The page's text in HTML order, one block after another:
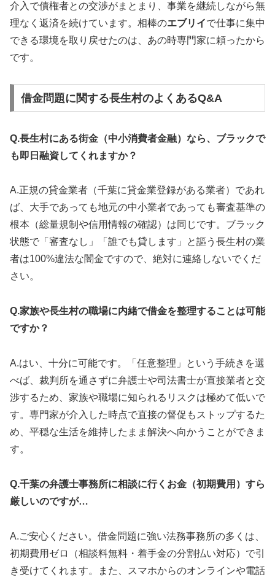
介入で債権者との交渉がまとまり、事業を継続しながら無
理なく返済を続けています。相棒のエブリイで仕事に集中
できる環境を取り戻せたのは、あの時専門家に頼ったから
です。
借金問題に関する長生村のよくあるQ&A
Q.長生村にある街金（中小消費者金融）なら、ブラックで
も即日融資してくれますか？
A.正規の貸金業者（千葉に貸金業登録がある業者）であれ
ば、大手であっても地元の中小業者であっても審査基準の
根本（総量規制や信用情報の確認）は同じです。ブラック
状態で「審査なし」「誰でも貸します」と謳う長生村の業
者は100%違法な闇金ですので、絶対に連絡しないでくだ
さい。
Q.家族や長生村の職場に内緒で借金を整理することは可能
ですか？
A.はい、十分に可能です。「任意整理」という手続きを選
べば、裁判所を通さずに弁護士や司法書士が直接業者と交
渉するため、家族や職場に知られるリスクは極めて低いで
す。専門家が介入した時点で直接の督促もストップするた
め、平穏な生活を維持したまま解決へ向かうことができま
す。
Q.千葉の弁護士事務所に相談に行くお金（初期費用）すら
厳しいのですが…
A.ご安心ください。借金問題に強い法務事務所の多くは、
初期費用ゼロ（相談料無料・着手金の分割払い対応）で引
き受けてくれます。また、スマホからのオンラインや電話